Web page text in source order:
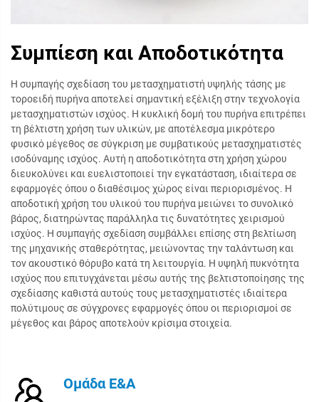
Συμπίεση και Αποδοτικότητα
Η συμπαγής σχεδίαση του μετασχηματιστή υψηλής τάσης με
τοροειδή πυρήνα αποτελεί σημαντική εξέλιξη στην τεχνολογία
μετασχηματιστών ισχύος. Η κυκλική δομή του πυρήνα επιτρέπει
τη βέλτιστη χρήση των υλικών, με αποτέλεσμα μικρότερο
φυσικό μέγεθος σε σύγκριση με συμβατικούς μετασχηματιστές
ισοδύναμης ισχύος. Αυτή η αποδοτικότητα στη χρήση χώρου
διευκολύνει και ευελιστοποιεί την εγκατάσταση, ιδιαίτερα σε
εφαρμογές όπου ο διαθέσιμος χώρος είναι περιορισμένος. Η
αποδοτική χρήση του υλικού του πυρήνα μειώνει το συνολικό
βάρος, διατηρώντας παράλληλα τις δυνατότητες χειρισμού
ισχύος. Η συμπαγής σχεδίαση συμβάλλει επίσης στη βελτίωση
της μηχανικής σταθερότητας, μειώνοντας την ταλάντωση και
τον ακουστικό θόρυβο κατά τη λειτουργία. Η υψηλή πυκνότητα
ισχύος που επιτυγχάνεται μέσω αυτής της βελτιστοποίησης της
σχεδίασης καθιστά αυτούς τους μετασχηματιστές ιδιαίτερα
πολύτιμους σε σύγχρονες εφαρμογές όπου οι περιορισμοί σε
μέγεθος και βάρος αποτελούν κρίσιμα στοιχεία.
Ομάδα Ε&Α